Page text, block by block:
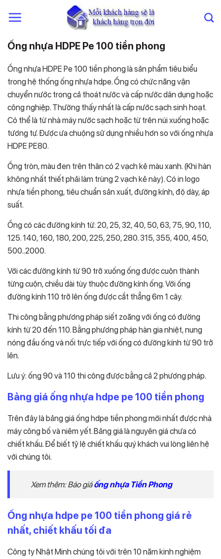
đến
dungỐng nhựa HDPE Pe 100 tiền phong
Ống nhựa HDPE Pe 100 tiền phong là sản phẩm tiêu biểu
trong hệ thống ống nhựa hdpe. Ống có chức năng vận
chuyển nước trong cả thoát nước và cấp nước dân dụng hoặc
công nghiệp. Thường thấy nhất là cấp nước sạch sinh hoạt.
Có thể là từ nhà máy nước sạch hoặc từ trên núi xuống hoặc
tương tự. Được ưa chuộng sử dụng nhiều hơn so với ống nhựa
HDPE PE80.
Ống tròn, màu đen trên thân có 2 vạch kẻ màu xanh. (Khi hàn
không nhất thiết phải làm trùng 2 vạch kẻ này). Có in logo
nhựa tiền phong, tiêu chuẩn sản xuất, đường kính, độ dày, áp
suất.
Ống có các đường kính từ: 20, 25, 32, 40, 50, 63, 75, 90, 110,
125. 140, 160, 180, 200, 225, 250, 280. 315, 355, 400, 450,
500..2000.
Với các đường kính từ 90 trở xuống ống được cuộn thành
từng cuộn, chiều dài tùy thuộc đường kính ống. Với ống
đường kính 110 trở lên ống được cắt thẳng 6m 1 cây.
Thi công bằng phương pháp siết zoăng với ống có đường
kính từ 20 đến 110. Bằng phương pháp hàn gia nhiệt, nung
nóng đầu ống và nối trực tiếp với ống có đường kính từ 90 trở
lên.
Lưu ý: ống 90 và 110 thi công được bằng cả 2 phương pháp.
Bảng giá ống nhựa hdpe pe 100 tiền phong
Trên đây là bảng giá ống hdpe tiền phong mới nhất được nhà
máy công bố và niêm yết. Bảng giá là nguyên giá chưa có
chiết khấu. Để biết tỷ lệ chiết khấu quý khách vui lòng liên hệ
với chúng tôi.
Xem thêm: Báo giáống nhựa Tiền Phong
Ống nhựa hdpe pe 100 tiền phong giá rẻ
nhất, chiết khấu tối đa
Công ty Nhật Minh chúng tôi với trên 10 năm kinh nghiệm